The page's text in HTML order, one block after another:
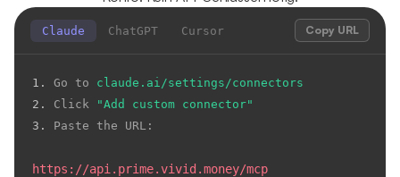
Claude ChatGPT Cursor Copy URL
1. Go to claude.ai/settings/connectors
2.
Click
"Add custom connector"
3.
Paste the URL:
https://api.prime.vivid.money/mcp